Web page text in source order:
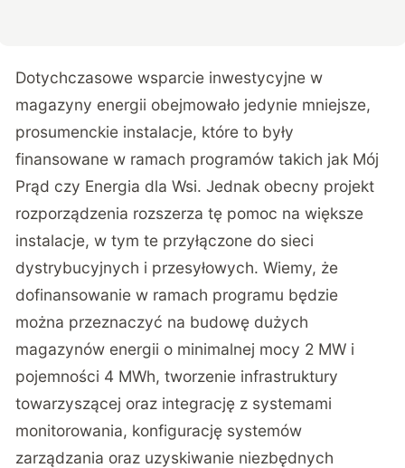
Dotychczasowe wsparcie inwestycyjne w
magazyny energii obejmowało jedynie mniejsze,
prosumenckie instalacje, które to były
finansowane w ramach programów takich jak Mój
Prąd czy Energia dla Wsi. Jednak obecny projekt
rozporządzenia rozszerza tę pomoc na większe
instalacje, w tym te przyłączone do sieci
dystrybucyjnych i przesyłowych. Wiemy, że
dofinansowanie w ramach programu będzie
można przeznaczyć na budowę dużych
magazynów energii o minimalnej mocy 2 MW i
pojemności 4 MWh, tworzenie infrastruktury
towarzyszącej oraz integrację z systemami
monitorowania, konfigurację systemów
zarządzania oraz uzyskiwanie niezbędnych